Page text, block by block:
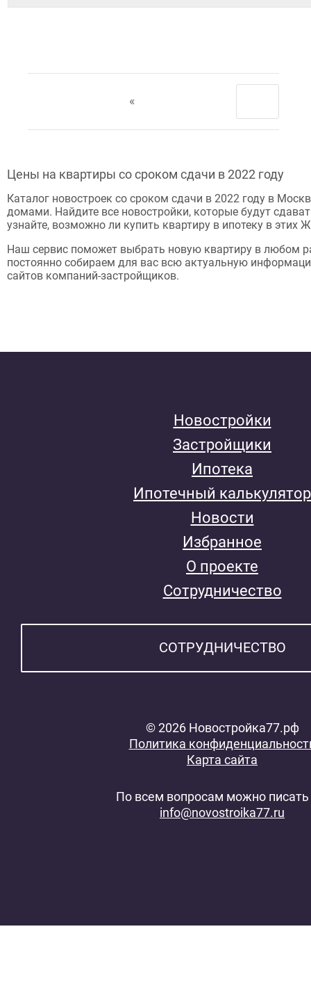
«
Цены на квартиры со сроком сдачи в 2022 году
Каталог новостроек со сроком сдачи в 2022 году в
домами. Найдите все новостройки, которые будут
узнайте, возможно ли купить квартиру в ипотеку в этих
Наш сервис поможет выбрать новую квартиру в любом
постоянно собираем для вас всю актуальную
сайтов компаний-застройщиков.
Новостройки
Застройщики
Ипотека
Ипотечный калькулятор
Новости
Избранное
О проекте
Сотрудничество
СОТРУДНИЧЕСТВО
© 2026 Новостройка77.рф
Политика
Карта сайта
По всем вопросам можно писать
info@novostroika77.ru